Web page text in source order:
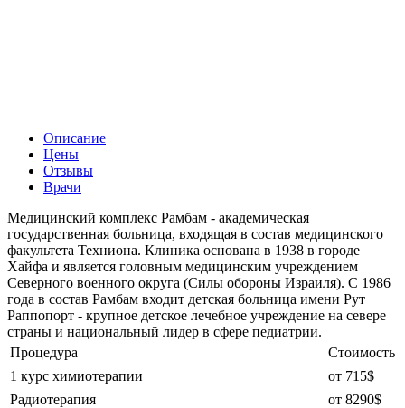
Описание
Цены
Отзывы
Врачи
Медицинский комплекс Рамбам - академическая
государственная больница, входящая в состав медицинского
факультета Техниона. Клиника основана в 1938 в городе
Хайфа и является головным медицинским учреждением
Северного военного округа (Силы обороны Израиля). С 1986
года в состав Рамбам входит детская больница имени Рут
Раппопорт - крупное детское лечебное учреждение на севере
страны и национальный лидер в сфере педиатрии.
Процедура
Стоимость
1 курс химиотерапии
от 715$
Радиотерапия
от 8290$